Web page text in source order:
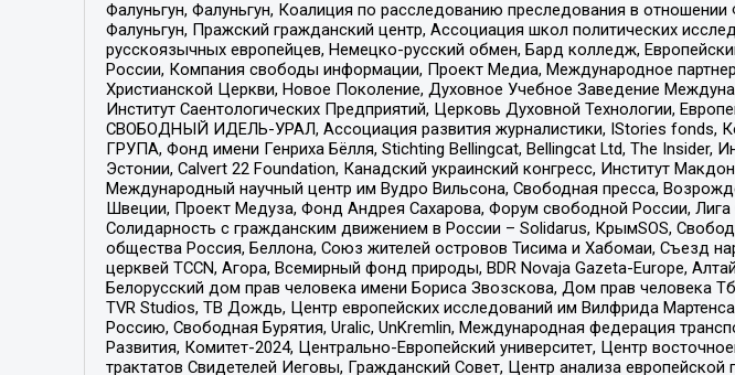
Фалуньгун, Фалуньгун, Коалиция по расследованию преследования в
Фалуньгун, Пражский гражданский центр, Ассоциация школ политических
русскоязычных европейцев, Немецко-русский обмен, Бард колледж,
России, Компания свободы информации, Проект Медиа, Международное
Христианской Церкви, Новое Поколение, Духовное Учебное Заведение
Институт Саентологических Предприятий, Церковь Духовной Технологии,
СВОБОДНЫЙ ИДЕЛЬ-УРАЛ, Ассоциация развития журналистики, IStories
ГРУПА, Фонд имени Генриха Бёлля, Stichting Bellingcat, Bellingcat Ltd, The
Эстонии, Calvert 22 Foundation, Канадский украинский конгресс, Институт
Международный научный центр им Вудро Вильсона, Свободная пресса,
Швеции, Проект Медуза, Фонд Андрея Сахарова, Форум свободной России,
Солидарность с гражданским движением в России – Solidarus, КрымSOS,
общества Россия, Беллона, Союз жителей островов Тисима и Хабомаи, Съезд
церквей TCCN, Агора, Всемирный фонд природы, BDR Novaja Gazeta-Europe,
Белорусский дом прав человека имени Бориса Звозскова, Дом прав человека
TVR Studios, ТВ Дождь, Центр европейских исследований им Вилфрида
Россию, Свободная Бурятия, Uralic, UnKremlin, Международная федерация
Развития, Комитет-2024, Центрально-Европейский университет, Центр
трактатов Свидетелей Иеговы, Гражданский Совет, Центр анализа